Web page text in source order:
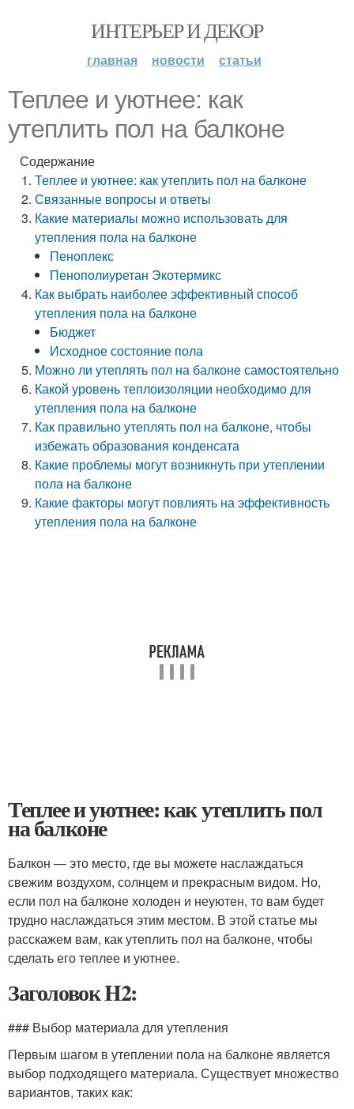
ИНТЕРЬЕР И ДЕКОР
главная новости статьи
Теплее и уютнее: как
утеплить пол на балконе
Содержание
Теплее и уютнее: как утеплить пол на балконе
Связанные вопросы и ответы
Какие материалы можно использовать для
утепления пола на балконе
Пеноплекс
Пенополиуретан Экотермикс
Как выбрать наиболее эффективный способ
утепления пола на балконе
Бюджет
Исходное состояние пола
Можно ли утеплять пол на балконе самостоятельно
Какой уровень теплоизоляции необходимо для
утепления пола на балконе
Как правильно утеплять пол на балконе, чтобы
избежать образования конденсата
Какие проблемы могут возникнуть при утеплении
пола на балконе
Какие факторы могут повлиять на эффективность
утепления пола на балконе
Теплее и уютнее: как утеплить пол
на балконе
Балкон — это место, где вы можете наслаждаться
свежим воздухом, солнцем и прекрасным видом. Но,
если пол на балконе холоден и неуютен, то вам будет
трудно наслаждаться этим местом. В этой статье мы
расскажем вам, как утеплить пол на балконе, чтобы
сделать его теплее и уютнее.
Заголовок H2:
### Выбор материала для утепления
Первым шагом в утеплении пола на балконе является
выбор подходящего материала. Существует множество
вариантов, таких как: